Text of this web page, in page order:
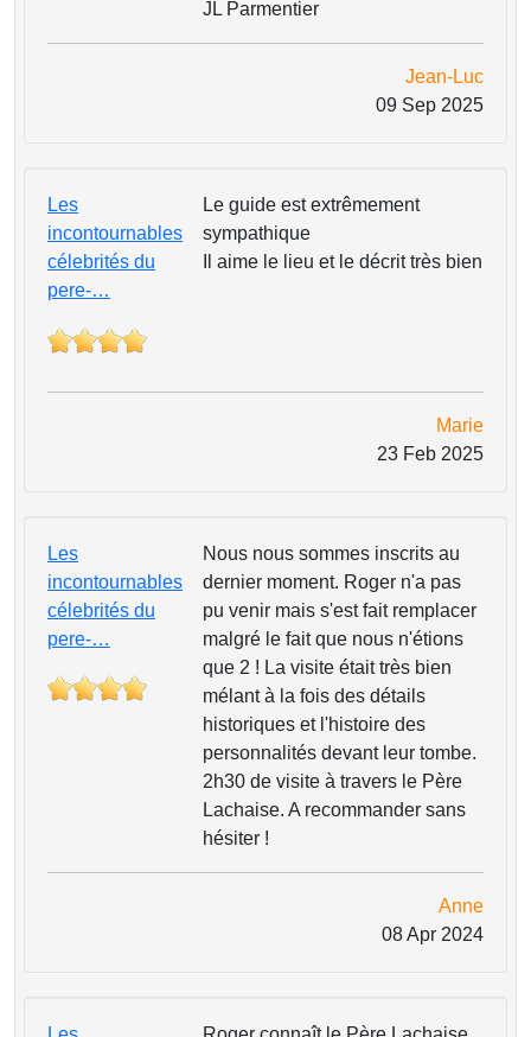
JL Parmentier
Jean-Luc
09 Sep 2025
Les
incontournables
célebrités du
pere-…
Le guide est extrêmement
sympathique
Il aime le lieu et le décrit très bien
Marie
23 Feb 2025
Les
incontournables
célebrités du
pere-…
Nous nous sommes inscrits au
dernier moment. Roger n'a pas
pu venir mais s'est fait remplacer
malgré le fait que nous n'étions
que 2 ! La visite était très bien
mélant à la fois des détails
historiques et l'histoire des
personnalités devant leur tombe.
2h30 de visite à travers le Père
Lachaise. A recommander sans
hésiter !
Anne
08 Apr 2024